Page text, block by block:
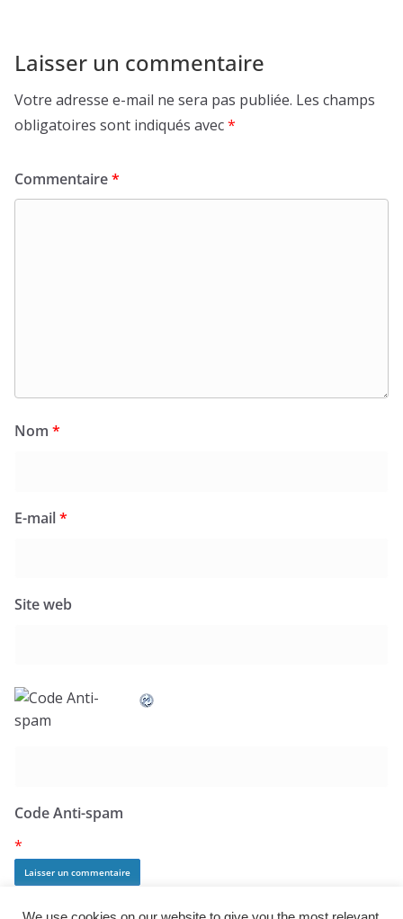
Laisser un commentaire
Votre adresse e-mail ne sera pas publiée. Les champs
obligatoires sont indiqués avec*
Commentaire*
Nom *
E-mail*
Site web
Code Anti-spam
*